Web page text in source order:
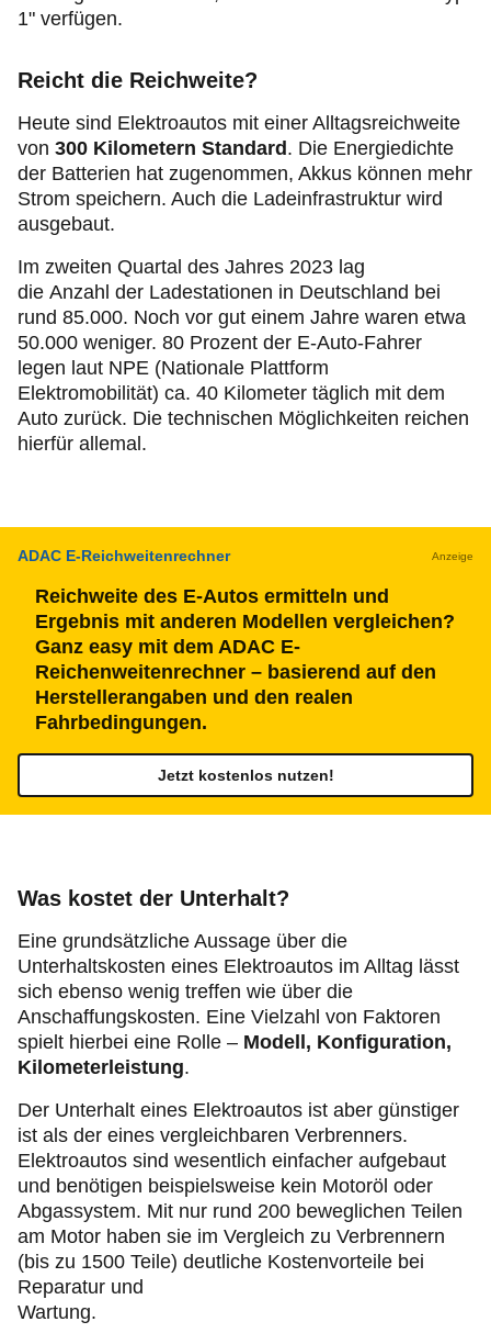
1" verfügen.
Reicht die Reichweite?
Heute sind Elektroautos mit einer Alltagsreichweite
von 300 Kilometern Standard . Die Energiedichte
der Batterien hat zugenommen, Akkus können mehr
Strom speichern. Auch die Ladeinfrastruktur wird
ausgebaut.
Im zweiten Quartal des Jahres 2023 lag
die Anzahl der Ladestationen in Deutschland bei
rund 85.000. Noch vor gut einem Jahre waren etwa
50.000 weniger. 80 Prozent der E-Auto-Fahrer
legen laut NPE (Nationale Plattform
Elektromobilität) ca. 40 Kilometer täglich mit dem
Auto zurück. Die technischen Möglichkeiten reichen
hierfür allemal.
ADAC E-Reichweitenrechner Anzeige
Reichweite des E-Autos ermitteln und
Ergebnis mit anderen Modellen vergleichen?
Ganz easy mit dem ADAC E-
Reichenweitenrechner – basierend auf den
Herstellerangaben und den realen
Fahrbedingungen.
Jetzt kostenlos nutzen!
Was kostet der Unterhalt?
Eine grundsätzliche Aussage über die
Unterhaltskosten eines Elektroautos im Alltag lässt
sich ebenso wenig treffen wie über die
Anschaffungskosten. Eine Vielzahl von Faktoren
spielt hierbei eine Rolle – Modell, Konfiguration,
Kilometerleistung.
Der Unterhalt eines Elektroautos ist aber günstiger
ist als der eines vergleichbaren Verbrenners.
Elektroautos sind wesentlich einfacher aufgebaut
und benötigen beispielsweise kein Motoröl oder
Abgassystem. Mit nur rund 200 beweglichen Teilen
am Motor haben sie im Vergleich zu Verbrennern
(bis zu 1500 Teile) deutliche Kostenvorteile bei
Reparatur und
Wartung.